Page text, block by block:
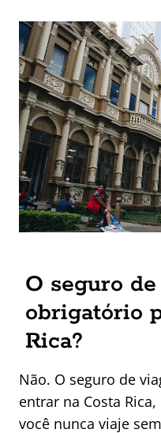
O seguro
obrigatório
Rica?
Não. O seguro de
entrar na Costa
você nunca viaje